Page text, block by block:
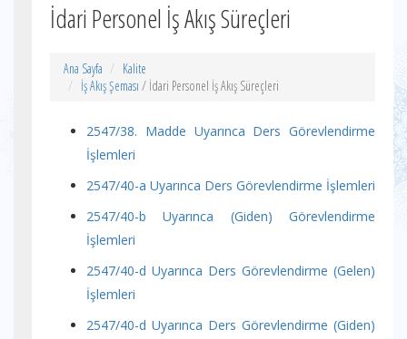
İdari Personel İş Akış Süreçleri
Ana Sayfa
Kalite
İş Akış Şeması / İdari Personel İş Akış Süreçleri
2547/38. Madde Uyarınca Ders Görevlendirme
İşlemleri
2547/40-a Uyarınca Ders Görevlendirme İşlemleri
2547/40-b Uyarınca (Giden) Görevlendirme
İşlemleri
2547/40-d Uyarınca Ders Görevlendirme (Gelen)
İşlemleri
2547/40-d Uyarınca Ders Görevlendirme (Giden)